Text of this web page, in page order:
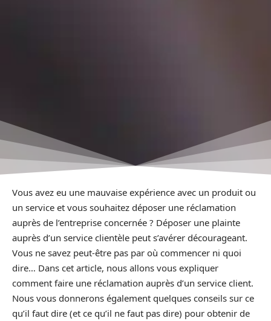
Vous avez eu une mauvaise expérience avec un produit ou
un service et vous souhaitez déposer une réclamation
auprès de l’entreprise concernée ? Déposer une plainte
auprès d’un service clientèle peut s’avérer décourageant.
Vous ne savez peut-être pas par où commencer ni quoi
dire… Dans cet article, nous allons vous expliquer
comment faire une réclamation auprès d’un service client.
Nous vous donnerons également quelques conseils sur ce
qu’il faut dire (et ce qu’il ne faut pas dire) pour obtenir de